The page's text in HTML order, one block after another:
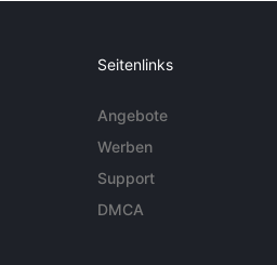
Seitenlinks
Angebote
Werben
Support
DMCA